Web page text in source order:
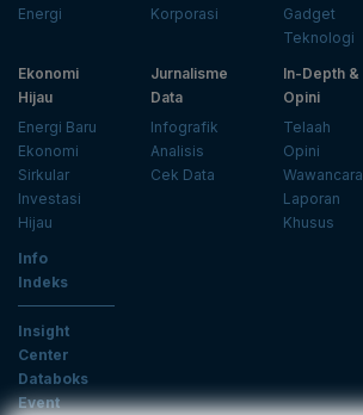
Energi
Korporasi
Gadget
Teknologi
Ekonomi
Hijau
Energi Baru
Ekonomi
Sirkular
Investasi
Hijau
Jurnalisme
Data
Infografik
Analisis
Cek Data
In-Depth &
Opini
Telaah
Opini
Wawancara
Laporan
Khusus
Info
Indeks
Insight
Center
Databoks
Event